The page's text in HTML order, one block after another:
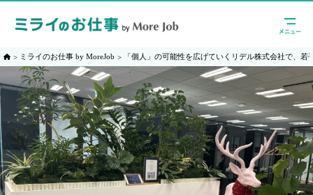
ミライのお仕事 by MoreJob 「個人」の可能性を広げていくリデル株式会社で、